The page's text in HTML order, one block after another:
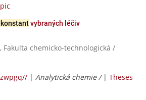
vybraných léčiv
Fakulta chemicko-technologická /
| Analytická chemie / | Theses